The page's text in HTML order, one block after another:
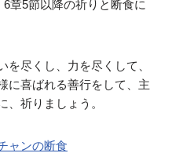
章5節以降の祈りと断食に
尽くし、力を尽くして、
に喜ばれる善行をして、主
、祈りましょう。
ャンの断食